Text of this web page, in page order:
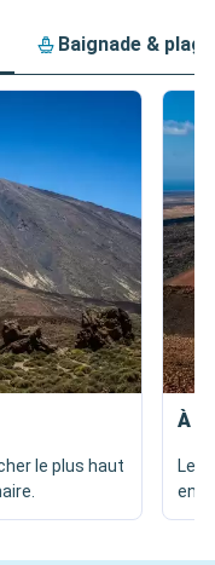
Baignade &
le plus haut
À
Les